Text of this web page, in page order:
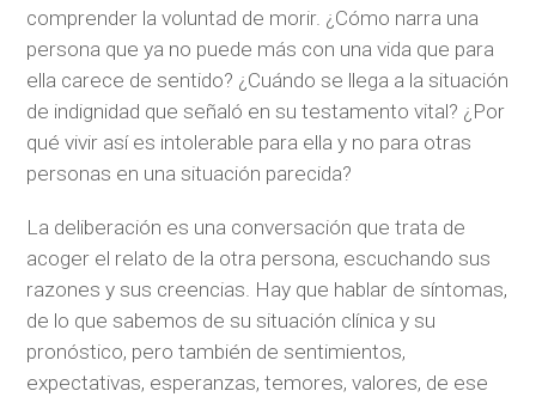
comprender la voluntad de morir. ¿Cómo narra una
persona que ya no puede más con una vida que para
ella carece de sentido? ¿Cuándo se llega a la situación
de indignidad que señaló en su testamento vital? ¿Por
qué vivir así es intolerable para ella y no para otras
personas en una situación parecida?
La deliberación es una conversación que trata de
acoger el relato de la otra persona, escuchando sus
razones y sus creencias. Hay que hablar de síntomas,
de lo que sabemos de su situación clínica y su
pronóstico, pero también de sentimientos,
expectativas, esperanzas, temores, valores, de ese